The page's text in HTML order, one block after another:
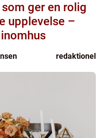
ger en rolig
upplevelse –
redaktionel